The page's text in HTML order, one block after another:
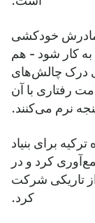
ساله بود که مادرش خودکشی
کار شود - هم
درک چالش‌های
رفتاری با آن
نرم می‌کنند.
او بیش از 13000 لیره ترکیه برای بنیاد
کرد و در
از تاریکی شرکت
کرد.